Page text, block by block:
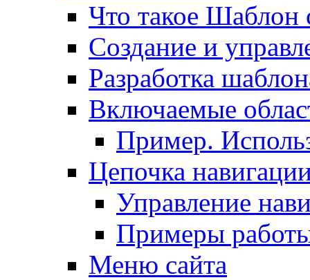
Что такое Шаблон
Создание и
Разработка
Включаемые
Пример.
Цепочка
Управление
Примеры
Меню сайта